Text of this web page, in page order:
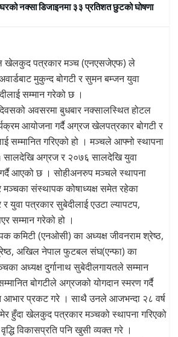
घरको नक्सा डिजाइनमा ३३ प्रतिशत छुटको घोषणा
खेलकुद पत्रकार मञ्च (एनएसजेएफ) ले
मुकुन्द बोगटी र सुमन बम्जन युवा
सम्मान गरेको छ ।
अवसरमा बुधबार नक्सालस्थित होटल
आयोजना गर्दै अग्रज खेलपत्रकार बोगटी र
सम्मानित गरिएको हो । मञ्चले आफ्नो स्थापना
सालदेखि अग्रज र २०७६ सालदेखि युवा
आएको छ । सोहीअनरुप मञ्चले स्थापना
मञ्चका संस्थापक कोषाध्यक्ष समेत रहेका
युवा पत्रकार सुबेदीलाई एउटा ल्यापटप,
सम्मान गरेको हो ।
कमिटी (एनओसी) का अध्यक्ष जीवनराम श्रेष्ठ,
अखिल नेपाल फुटबल संघ(एन्फा) का
अध्यक्ष दुर्गानाथ सुबेदीलगायतले सम्मान
बोगटीले अग्रजको योगदान स्मरण गर्दै
आभार प्रकट गरे । साथै उनले आजभन्दा २८ वर्ष
हुँदा खेलकुद पत्रकार मञ्चको स्थापना गरिएको
विकासप्रति पनि खुसी व्यक्त गरे ।